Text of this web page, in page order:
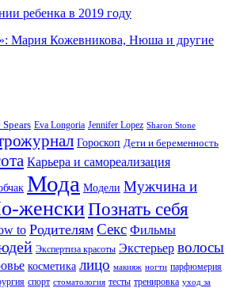
ребенка в 2019 году
Мария Кожевникова, Нюша и другие
Eva Longoria Jennifer Lopez Sharon Stone
Гороскоп Дети и беременность
Карьера и самореализация
Мода Модели Мужчина и
женскиПознать себя
to Родителям Секс Фильмы
Экспертиза красоты Экстерьер волосы
косметика лицо макияж ногти парфюмерия
спорт стоматология тесты тренировка уход за